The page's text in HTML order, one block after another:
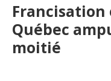
Historique
Information
Francisation
Québec
moitié